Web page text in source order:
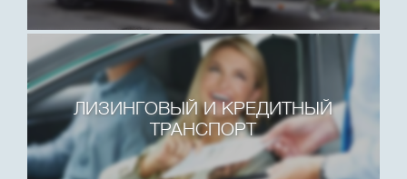
ЛИЗИНГОВЫЙ И КРЕДИТНЫЙ
ТРАНСПОРТ